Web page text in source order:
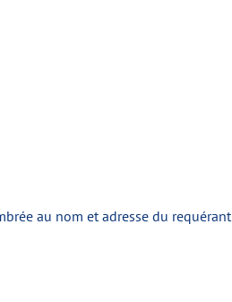
au nom et adresse du requérant